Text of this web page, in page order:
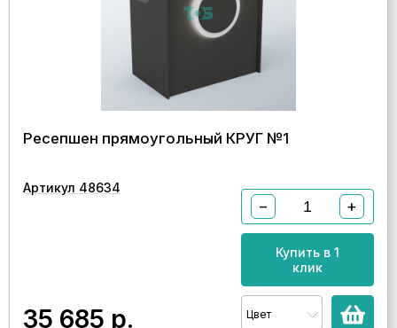
Ресепшен прямоугольный КРУГ №1
Артикул 48634
35 685 р.
− +
Купить в 1
клик
Цвет